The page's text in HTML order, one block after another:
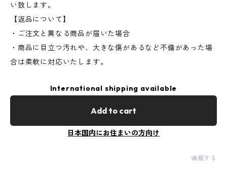
い致します。
【返品について】
・ご注文と異なる商品が届いた場合
・商品に目立つ汚れや、大きな傷があるなど不備があった場
合は柔軟に対応いたします。
International shipping available
Add to cart
日本国内にお住まいの方向け
通報する